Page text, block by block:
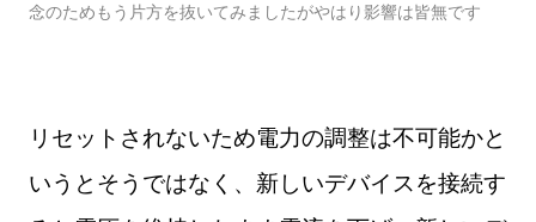
念のためもう片方を抜いてみましたがやはり影響は皆無です
リセットされないため電力の調整は不可能かと
いうとそうではなく、新しいデバイスを接続す